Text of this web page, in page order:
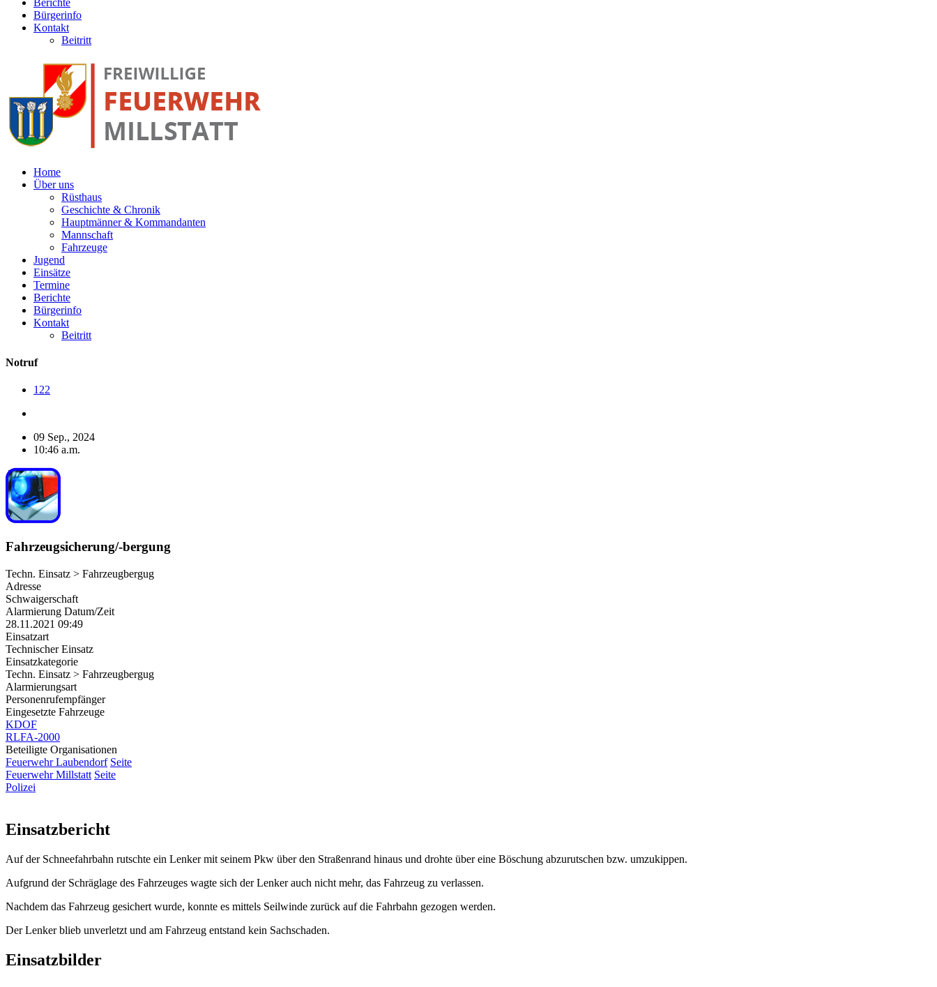
Berichte
Bürgerinfo
Kontakt
Beitritt
Home
Über uns
Rüsthaus
Geschichte & Chronik
Hauptmänner & Kommandanten
Mannschaft
Fahrzeuge
Jugend
Einsätze
Termine
Berichte
Bürgerinfo
Kontakt
Beitritt
Notruf
122
09 Sep., 2024
10:46 a.m.
Fahrzeugsicherung/-bergung
Techn. Einsatz > Fahrzeugbergug
Adresse
Schwaigerschaft
Alarmierung Datum/Zeit
28.11.2021 09:49
Einsatzart
Technischer Einsatz
Einsatzkategorie
Techn. Einsatz > Fahrzeugbergug
Alarmierungsart
Personenrufempfänger
Eingesetzte Fahrzeuge
KDOF
RLFA-2000
Beteiligte Organisationen
Feuerwehr Laubendorf Seite
Feuerwehr Millstatt Seite
Polizei
Einsatzbericht
Auf der Schneefahrbahn rutschte ein Lenker mit seinem Pkw über den Straßenrand hinaus und drohte über eine Böschung abzurutschen bzw. umzukippen.
Aufgrund der Schräglage des Fahrzeuges wagte sich der Lenker auch nicht mehr, das Fahrzeug zu verlassen.
Nachdem das Fahrzeug gesichert wurde, konnte es mittels Seilwinde zurück auf die Fahrbahn gezogen werden.
Der Lenker blieb unverletzt und am Fahrzeug entstand kein Sachschaden.
Einsatzbilder